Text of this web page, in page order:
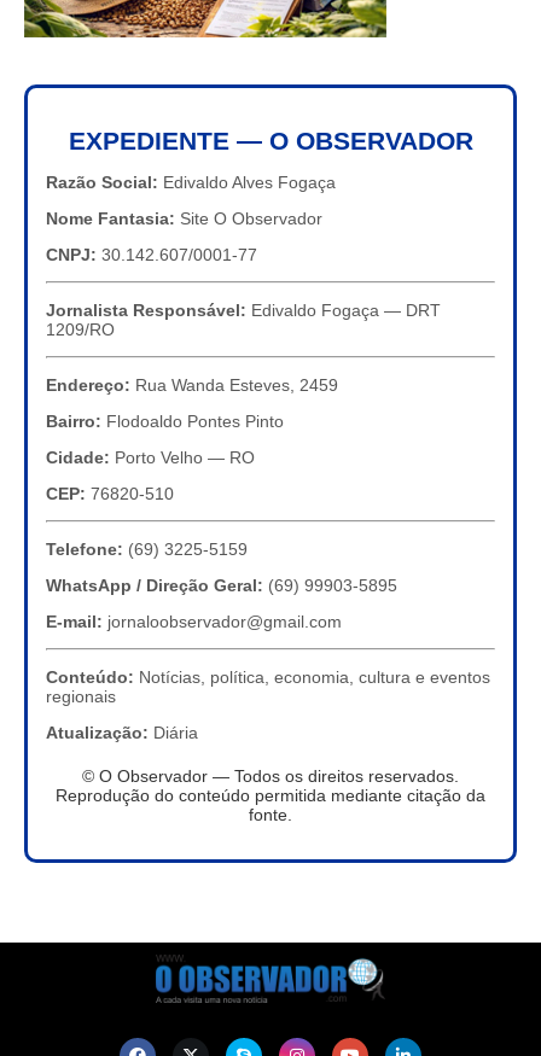
EXPEDIENTE — O OBSERVADOR
Razão Social: Edivaldo Alves Fogaça
Nome Fantasia: Site O Observador
CNPJ: 30.142.607/0001-77
Jornalista Responsável: Edivaldo Fogaça — DRT
1209/RO
Endereço: Rua Wanda Esteves, 2459
Bairro: Flodoaldo Pontes Pinto
Cidade: Porto Velho — RO
CEP: 76820-510
Telefone: (69) 3225-5159
WhatsApp / Direção Geral: (69) 99903-5895
E-mail: jornaloobservador@gmail.com
Conteúdo: Notícias, política, economia, cultura e eventos
regionais
Atualização: Diária
© O Observador — Todos os direitos reservados.
Reprodução do conteúdo permitida mediante citação da
fonte.